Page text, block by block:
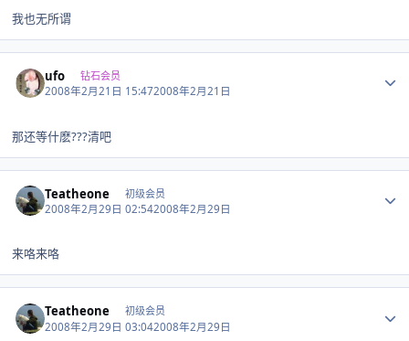
我也无所谓
ufo 钻石会员
2008年2月21日 15:472008年2月21日
那还等什麽???清吧
Teatheone 初级会员
2008年2月29日 02:542008年2月29日
来咯来咯
Teatheone 初级会员
2008年2月29日 03:042008年2月29日